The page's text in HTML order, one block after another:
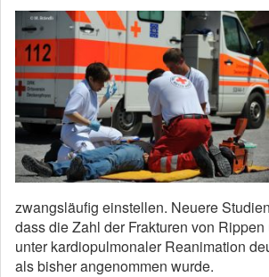
zwangsläufig einstellen. Neuere
dass die Zahl der Frakturen von
unter kardiopulmonaler Reanimation
als bisher angenommen wurde.